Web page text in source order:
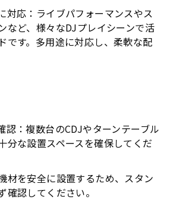
対応：ライブパフォーマンスやス
など、様々なDJプレイシーンで活
です。多用途に対応し、柔軟な配
認：複数台のCDJやターンテーブル
分な設置スペースを確保してくだ
材を安全に設置するため、スタン
確認してください。